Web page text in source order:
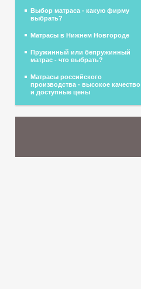
Выбор матраса - какую фирму
выбрать?
Матрасы в Нижнем Новгороде
Пружинный или бепружинный
матрас - что выбрать?
Матрасы российского
производства - высокое качество
и доступные цены